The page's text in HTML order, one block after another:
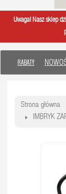
Uwaga! Nasz sklep
RABATY
Strona główna
IMBRYK